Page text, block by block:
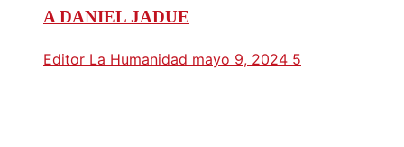
A DANIEL JADUE
Editor La Humanidad mayo 9, 2024 5